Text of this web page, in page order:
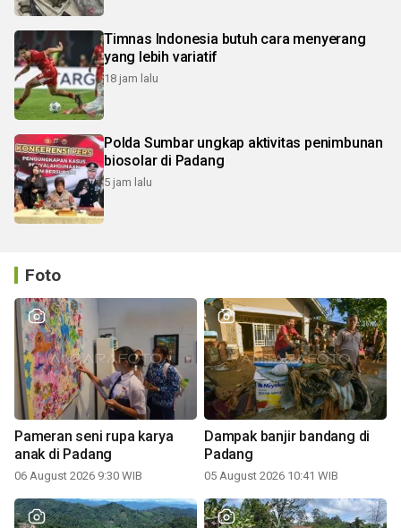
Timnas Indonesia butuh cara menyerang
yang lebih variatif
18 jam lalu
Polda Sumbar ungkap aktivitas penimbunan
biosolar di Padang
5 jam lalu
Foto
Pameran seni rupa karya
anak di Padang
06 August 2026 9:30 WIB
Dampak banjir bandang di
Padang
05 August 2026 10:41 WIB